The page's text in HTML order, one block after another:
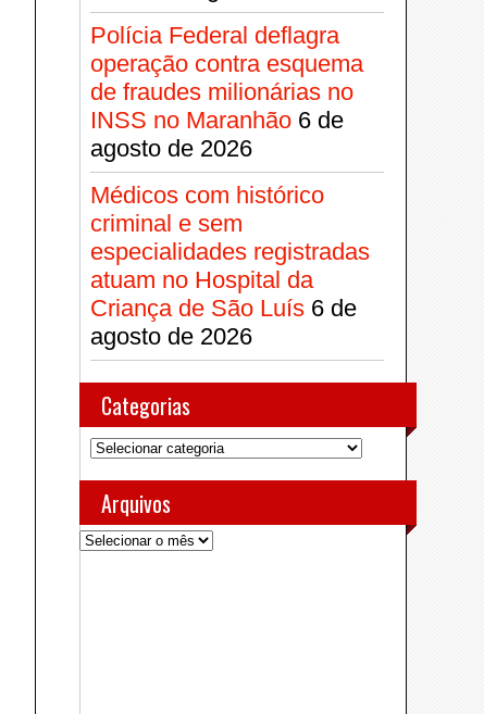
Polícia Federal deflagra
operação contra esquema
de fraudes milionárias no
INSS no Maranhão 6 de
agosto de 2026
Médicos com histórico
criminal e sem
especialidades registradas
atuam no Hospital da
Criança de São Luís 6 de
agosto de 2026
Categorias
Categorias
Arquivos
Arquivos